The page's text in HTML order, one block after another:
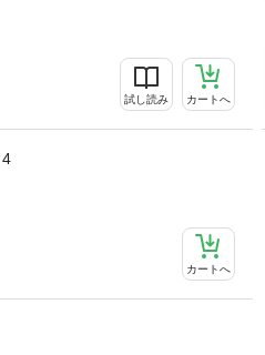
試し読み カートへ
カートへ